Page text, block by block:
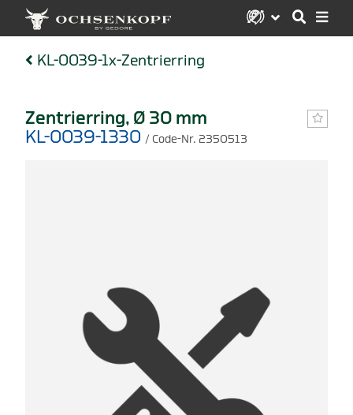
KL-0039-1x-Zentrierring
Zentrierring, Ø 30 mm
KL-0039-1330 / Code-Nr. 2350513